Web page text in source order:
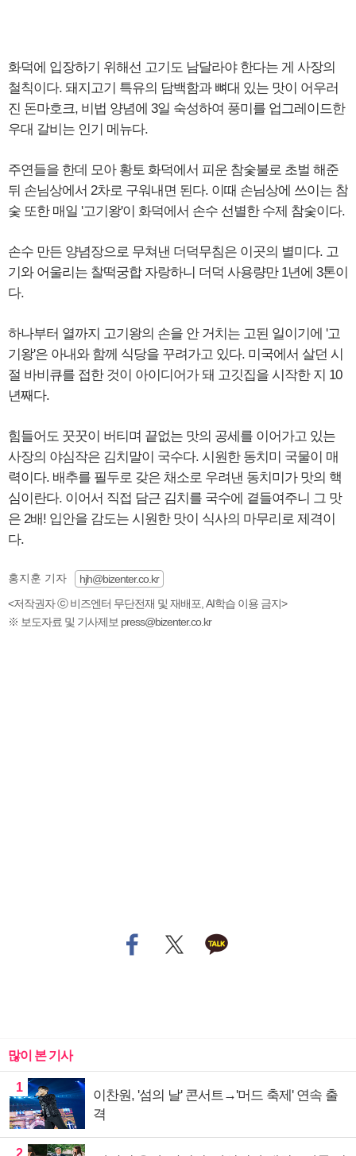
화덕에 입장하기 위해선 고기도 남달라야 한다는 게 사장의
철칙이다. 돼지고기 특유의 담백함과 뼈대 있는 맛이 어우러
진 돈마호크, 비법 양념에 3일 숙성하여 풍미를 업그레이드한
우대 갈비는 인기 메뉴다.
주연들을 한데 모아 황토 화덕에서 피운 참숯불로 초벌 해준
뒤 손님상에서 2차로 구워내면 된다. 이때 손님상에 쓰이는 참
숯 또한 매일 '고기왕'이 화덕에서 손수 선별한 수제 참숯이다.
손수 만든 양념장으로 무쳐낸 더덕무침은 이곳의 별미다. 고
기와 어울리는 찰떡궁합 자랑하니 더덕 사용량만 1년에 3톤이
다.
하나부터 열까지 고기왕의 손을 안 거치는 고된 일이기에 '고
기왕'은 아내와 함께 식당을 꾸려가고 있다. 미국에서 살던 시
절 바비큐를 접한 것이 아이디어가 돼 고깃집을 시작한 지 10
년째다.
힘들어도 꿋꿋이 버티며 끝없는 맛의 공세를 이어가고 있는
사장의 야심작은 김치말이 국수다. 시원한 동치미 국물이 매
력이다. 배추를 필두로 갖은 채소로 우려낸 동치미가 맛의 핵
심이란다. 이어서 직접 담근 김치를 국수에 곁들여주니 그 맛
은 2배! 입안을 감도는 시원한 맛이 식사의 마무리로 제격이
다.
홍지훈 기자
hjh@bizenter.co.kr
<저작권자 ⓒ 비즈엔터 무단전재 및 재배포, AI학습 이용 금지>
※ 보도자료 및 기사제보 press@bizenter.co.kr
많이 본 기사
1
이찬원, '섬의 날' 콘서트→'머드 축제' 연속 출
격